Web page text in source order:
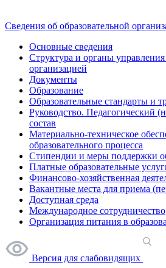
Сведения об образовательной
Основные сведения
Структура и органы управления
организацией
Документы
Образование
Образовательные стандарты и
Руководство. Педагогический
состав
Материально-техническое
образовательного процесса
Стипендии и меры поддержки
Платные образовательные
Финансово-хозяйственная
Вакантные места для приема
Доступная среда
Международное сотрудничество
Организация питания в
Версия для слабовидящих